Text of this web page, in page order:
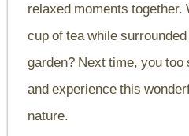
relaxed moments together.
cup of tea while
garden? Next time, you
and experience this
nature.